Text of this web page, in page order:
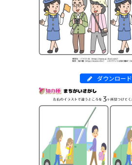
ダウンロード